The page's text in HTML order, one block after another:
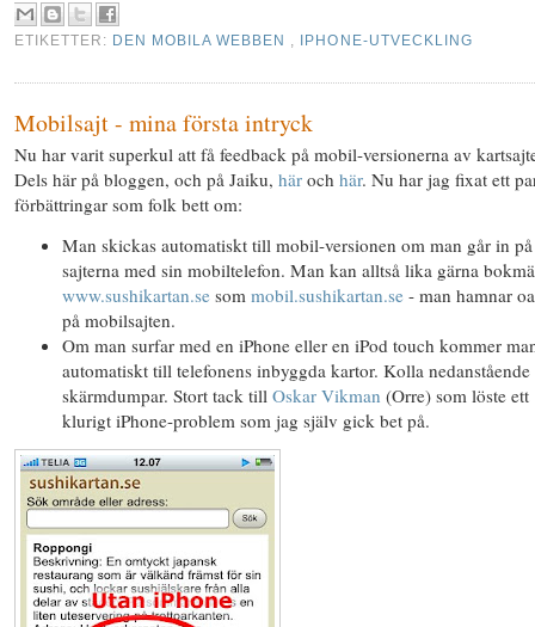
ETIKETTER: DEN MOBILA WEBBEN , IPHONE-UTVECKLING
Mobilsajt - mina första intryck
Nu har varit superkul att få feedback på mobil-versionerna av
Dels här på bloggen, och på Jaiku, här och här. Nu har jag fixat ett
förbättringar som folk bett om:
Man skickas automatiskt till mobil-versionen om man går in på
sajterna med sin mobiltelefon. Man kan alltså lika gärna
www.sushikartan.se som mobil.sushikartan.se - man hamnar
på mobilsajten.
Om man surfar med en iPhone eller en iPod touch kommer
automatiskt till telefonens inbyggda kartor. Kolla nedanstående
skärmdumpar. Stort tack till Oskar Vikman (Orre) som löste ett
klurigt iPhone-problem som jag själv gick bet på.